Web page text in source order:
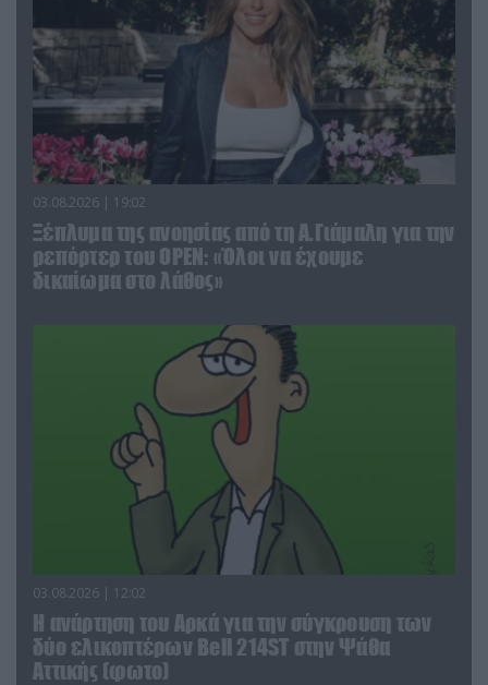
03.08.2026 | 19:02
Ξέπλυμα της ανοησίας από τη Α.Γιάμαλη για την
ρεπόρτερ του ΟΡΕΝ: «Όλοι να έχουμε
δικαίωμα στο λάθος»
03.08.2026 | 12:02
Η ανάρτηση του Αρκά για την σύγκρουση των
δύο ελικοπτέρων Bell 214ST στην Ψάθα
Αττικής (φωτο)